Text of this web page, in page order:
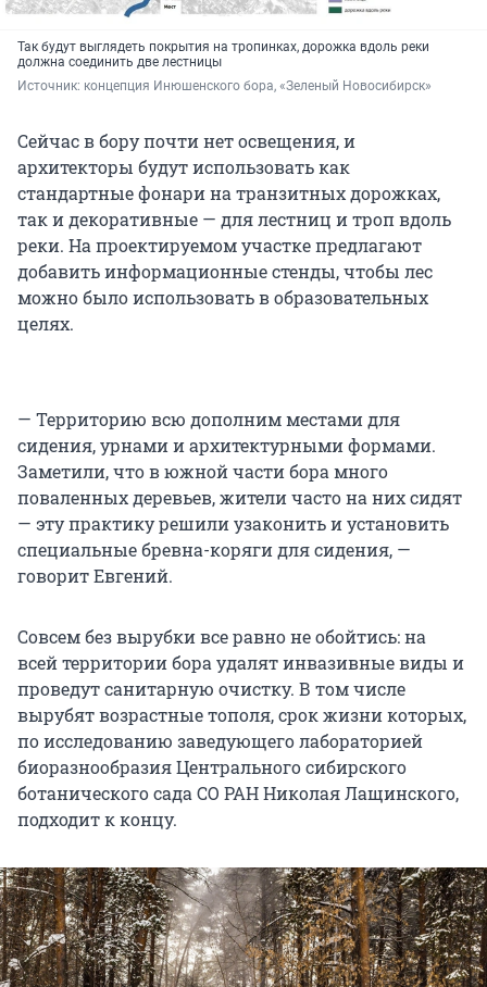
Так будут выглядеть покрытия на тропинках, дорожка вдоль реки
должна соединить две лестницы
Источник: концепция Инюшенского бора, «Зеленый Новосибирск»
Сейчас в бору почти нет освещения, и
архитекторы будут использовать как
стандартные фонари на транзитных дорожках,
так и декоративные — для лестниц и троп вдоль
реки. На проектируемом участке предлагают
добавить информационные стенды, чтобы лес
можно было использовать в образовательных
целях.
— Территорию всю дополним местами для
сидения, урнами и архитектурными формами.
Заметили, что в южной части бора много
поваленных деревьев, жители часто на них сидят
— эту практику решили узаконить и установить
специальные бревна-коряги для сидения, —
говорит Евгений.
Совсем без вырубки все равно не обойтись: на
всей территории бора удалят инвазивные виды и
проведут санитарную очистку. В том числе
вырубят возрастные тополя, срок жизни которых,
по исследованию заведующего лабораторией
биоразнообразия Центрального сибирского
ботанического сада СО РАН Николая Лащинского,
подходит к концу.